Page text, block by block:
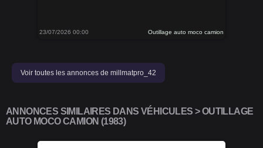
23/07/2026 00:00 Outillage auto moco camion
Voir toutes les annonces de millmatpro_42
ANNONCES SIMILAIRES DANS VÉHICULES > OUTILLAGE
AUTO MOCO CAMION (1983)